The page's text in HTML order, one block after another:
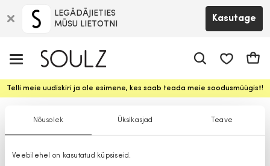
Nõusolek Üksikasjad Teave
Veebilehel on kasutatud küpsiseid.
LEGĀDĀJIETIES
MŪSU LIETOTNI
Kasutage
Telli meie uudiskiri ja ole esimene, kes saab teada meie soodusmüügist!
Sokid